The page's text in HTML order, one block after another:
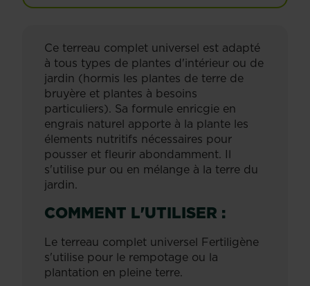
Ce terreau complet universel est adapté
à tous types de plantes d'intérieur ou de
jardin (hormis les plantes de terre de
bruyère et plantes à besoins
particuliers). Sa formule enricgie en
engrais naturel apporte à la plante les
élements nutritifs nécessaires pour
pousser et fleurir abondamment. Il
s'utilise pur ou en mélange à la terre du
jardin.
COMMENT L'UTILISER :
Le terreau complet universel Fertiligène
s'utilise pour le rempotage ou la
plantation en pleine terre.